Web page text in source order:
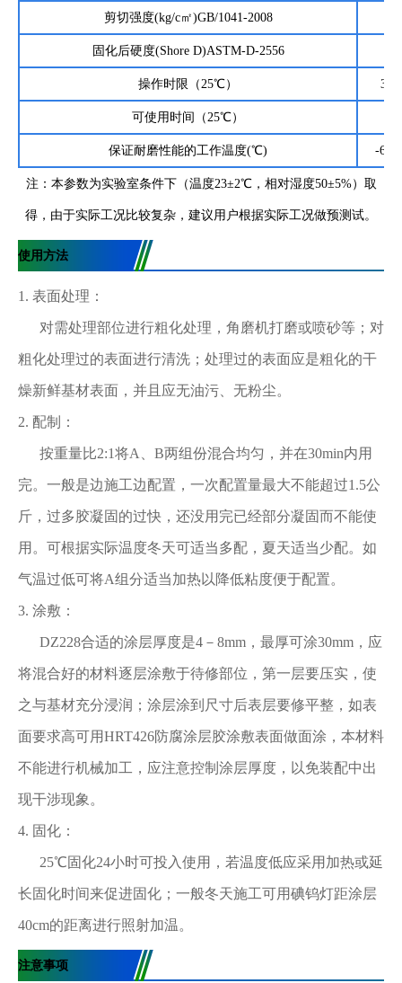
剪切强度(kg/c㎡)GB/1041-2008
固化后硬度(Shore D)ASTM-D-2556
操作时限（25℃）
可使用时间（25℃）
保证耐磨性能的工作温度(℃) -
注：本参数为实验室条件下（温度23±2℃，相对湿度50±5%）取
得，由于实际工况比较复杂，建议用户根据实际工况做预测试。
使用方法
1. 表面处理：
对需处理部位进行粗化处理，角磨机打磨或喷砂等；对
粗化处理过的表面进行清洗；处理过的表面应是粗化的干
燥新鲜基材表面，并且应无油污、无粉尘。
2. 配制：
按重量比2:1将A、B两组份混合均匀，并在30min内用
完。一般是边施工边配置，一次配置量最大不能超过1.5公
斤，过多胶凝固的过快，还没用完已经部分凝固而不能使
用。可根据实际温度冬天可适当多配，夏天适当少配。如
气温过低可将A组分适当加热以降低粘度便于配置。
3. 涂敷：
DZ228合适的涂层厚度是4－8mm，最厚可涂30mm，应
将混合好的材料逐层涂敷于待修部位，第一层要压实，使
之与基材充分浸润；涂层涂到尺寸后表层要修平整，如表
面要求高可用HRT426防腐涂层胶涂敷表面做面涂，本材料
不能进行机械加工，应注意控制涂层厚度，以免装配中出
现干涉现象。
4. 固化：
25℃固化24小时可投入使用，若温度低应采用加热或延
长固化时间来促进固化；一般冬天施工可用碘钨灯距涂层
40cm的距离进行照射加温。
注意事项